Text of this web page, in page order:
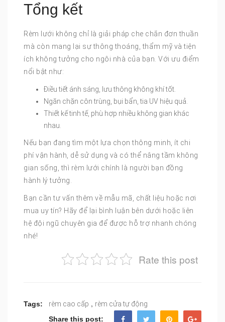
Tổng kết
Rèm lưới không chỉ là giải pháp che chắn đơn thuần
mà còn mang lại sự thông thoáng, thẩm mỹ và tiện
ích không tưởng cho ngôi nhà của bạn. Với ưu điểm
nổi bật như:
Điều tiết ánh sáng, lưu thông không khí tốt.
Ngăn chặn côn trùng, bụi bẩn, tia UV hiệu quả.
Thiết kế tinh tế, phù hợp nhiều không gian khác
nhau.
Nếu bạn đang tìm một lựa chọn thông minh, ít chi
phí vận hành, dễ sử dụng và có thể nâng tầm không
gian sống, thì rèm lưới chính là người bạn đồng
hành lý tưởng.
Bạn cần tư vấn thêm về mẫu mã, chất liệu hoặc nơi
mua uy tín? Hãy để lại bình luận bên dưới hoặc liên
hệ đội ngũ chuyên gia để được hỗ trợ nhanh chóng
nhé!
Rate this post
Tags: rèm cao cấp , rèm cửa tự động
Share this post: